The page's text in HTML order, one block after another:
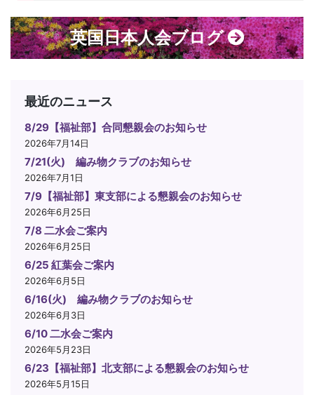
英国日本人会ブログ
最近のニュース
8/29【福祉部】合同懇親会のお知らせ
2026年7月14日
7/21(火) 編み物クラブのお知らせ
2026年7月1日
7/9【福祉部】東支部による懇親会のお知らせ
2026年6月25日
7/8 二水会ご案内
2026年6月25日
6/25 紅葉会ご案内
2026年6月5日
6/16(火) 編み物クラブのお知らせ
2026年6月3日
6/10 二水会ご案内
2026年5月23日
6/23【福祉部】北支部による懇親会のお知らせ
2026年5月15日